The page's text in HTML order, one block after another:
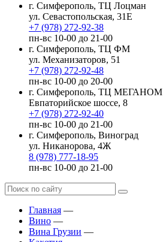
г. Симферополь, ТЦ Лоцман
ул. Севастопольская, 31Е
+7 (978) 272-92-38
пн-вс 10-00 до 21-00
г. Симферополь, ТЦ ФМ
ул. Механизаторов, 51
+7 (978) 272-92-48
пн-вс 10-00 до 20-00
г. Симферополь, ТЦ МЕГАНОМ
Евпаторийское шоссе, 8
+7 (978) 272-92-40
пн-вс 10-00 до 21-00
г. Симферополь, Виноград
ул. Никанорова, 4Ж
8 (978) 777-18-95
пн-вс 10-00 до 21-00
Главная —
Вино —
Вина Грузии —